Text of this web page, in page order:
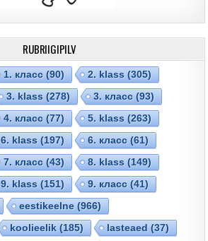
RUBRIIGIPILV
1. класс (90) 2. klass (305)
3. klass (278) 3. класс (93)
4. класс (77) 5. klass (263)
6. klass (197) 6. класс (61)
7. класс (43) 8. klass (149)
9. klass (151) 9. класс (41)
eestikeelne (966)
koolieelik (185) lasteaed (37)